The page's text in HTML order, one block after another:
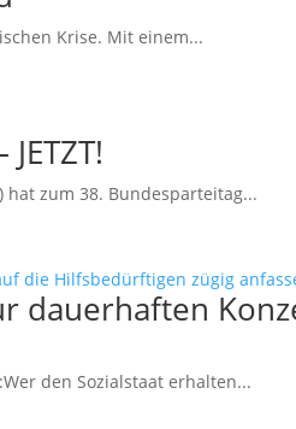
Krise. Mit einem...
hat zum 38. Bundesparteitag...
dauerhaften
den Sozialstaat erhalten...